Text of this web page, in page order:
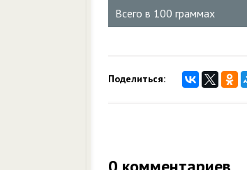
Всего в 100 граммах
Поделиться: